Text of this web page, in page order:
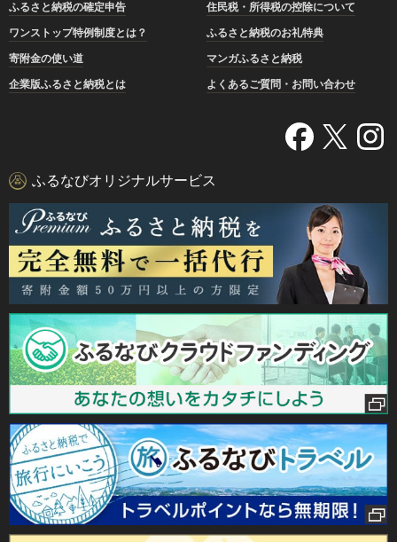
ふるさと納税の確定申告
住民税・所得税の控除について
ワンストップ特例制度とは？
ふるさと納税のお礼特典
寄附金の使い道
マンガふるさと納税
企業版ふるさと納税とは
よくあるご質問・お問い合わせ
ふるなびオリジナルサービス